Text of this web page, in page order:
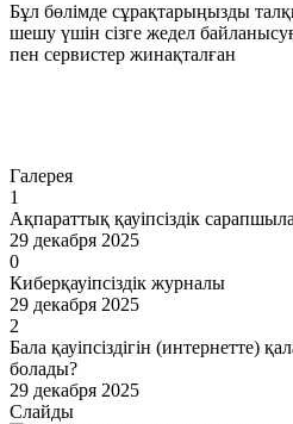
Бұл бөлімде сұрақтарыңызды
шешу үшін сізге жедел
пен сервистер жинақталған
Галерея
1
Ақпараттық қауіпсіздік
29 декабря 2025
0
Киберқауіпсіздік журналы
29 декабря 2025
2
Бала қауіпсіздігін (интернетте)
болады?
29 декабря 2025
Слайды